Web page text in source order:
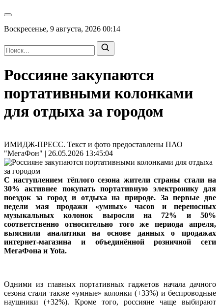
Воскресенье, 9 августа, 2026 00:14
Россияне закупаются
портативными колонками
для отдыха за городом
ИМИДЖ-ПРЕСС. Текст и фото предоставлены ПАО
"МегаФон" | 26.05.2026 13:45:04
С наступлением тёплого сезона жители страны стали на
30% активнее покупать портативную электронику для
поездок за город и отдыха на природе. За первые две
недели мая продажи «умных» часов и переносных
музыкальных колонок выросли на 72% и 50%
соответственно относительно того же периода апреля,
выяснили аналитики на основе данных о продажах
интернет-магазина и объединённой розничной сети
МегаФона и Yota.
Одними из главных портативных гаджетов начала дачного
сезона стали также «умные» колонки (+33%) и беспроводные
наушники (+32%). Кроме того, россияне чаще выбирают